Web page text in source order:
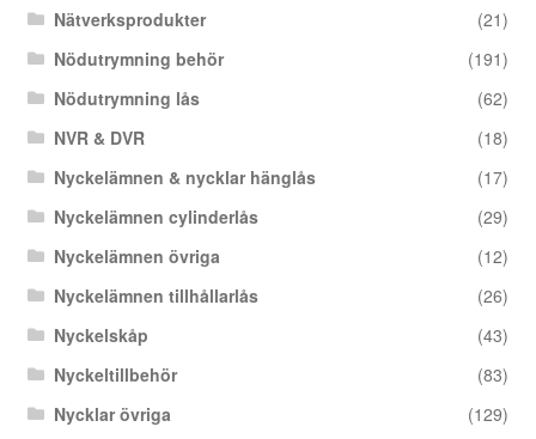
Nätverksprodukter
(21)
Nödutrymning behör
(191)
Nödutrymning lås
(62)
NVR & DVR
(18)
Nyckelämnen & nycklar hänglås
(17)
Nyckelämnen cylinderlås
(29)
Nyckelämnen övriga
(12)
Nyckelämnen tillhållarlås
(26)
Nyckelskåp
(43)
Nyckeltillbehör
(83)
Nycklar övriga
(129)